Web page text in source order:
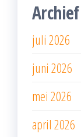
Archief
juli 2026
juni 2026
mei 2026
april 2026